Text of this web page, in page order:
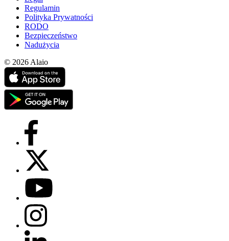
Regulamin
Polityka Prywatności
RODO
Bezpieczeństwo
Nadużycia
© 2026 Alaio